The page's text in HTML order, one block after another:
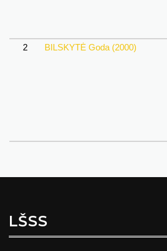
2
BILSKYTĖ Goda (2000)
LŠSS